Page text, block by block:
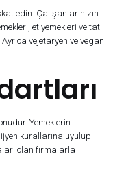
edin. Çalışanlarınızın
et yemekleri ve tatlı
vejetaryen ve vegan
Yemeklerin
kurallarına uyulup
olan firmalarla